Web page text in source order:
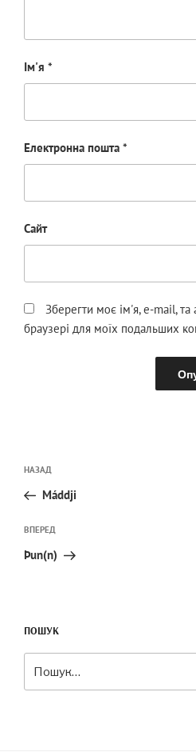
Ім'я *
Електронна пошта *
Сайт
Зберегти моє ім'я, e-mail, та
браузері для моїх подальших
записів
Попередній
запис:
НАЗАД
Máddji
Наступний
запис
ВПЕРЕД
Þun(n)
ПОШУК